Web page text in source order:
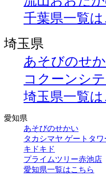
千葉県一覧
埼玉県
あそびのせ
コクーンシ
埼玉県一覧
愛知県
あそびのせかい
タカシマヤ ゲートタ
キドキド
プライムツリー赤池店
愛知県一覧はこちら